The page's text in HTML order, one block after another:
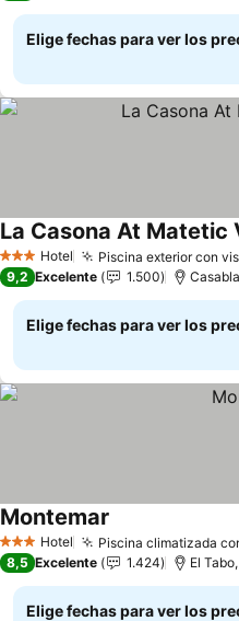
Elige fechas para ver los
3 Estrellas
Hotel Piscina exterior con
La Casona At Matetic
9,2 Excelente 1.500
Elige fechas para ver los
3 Estrellas
Hotel Piscina climatizada
Montemar
8,5 Excelente 1.424 El
Elige fechas para ver los